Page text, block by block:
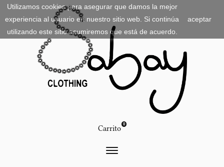
Utilizamos cookies para asegurar que damos la mejor
experiencia al usuario en nuestro sitio web. Si continúa
utilizando este sitio asumiremos que está de acuerdo.
aceptar
Carrito 0